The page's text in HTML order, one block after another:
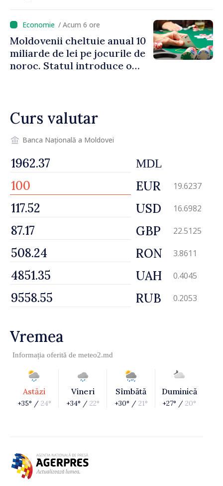
/ Acum 6 ore
Moldovenii cheltuie anual 10
miliarde de lei pe jocurile de
noroc. Statul introduce o
Curs valutar
Banca Națională a Moldovei
MDL
EUR 19.6237
USD 16.6982
GBP 22.5125
RON 3.8611
UAH 0.4045
RUB 0.2053
Vremea
Informația oferită de meteo2.md
Astăzi
+35° / 24°
Vineri
+34° / 22°
Sîmbătă
+30° / 21°
Duminică
+27° / 20°